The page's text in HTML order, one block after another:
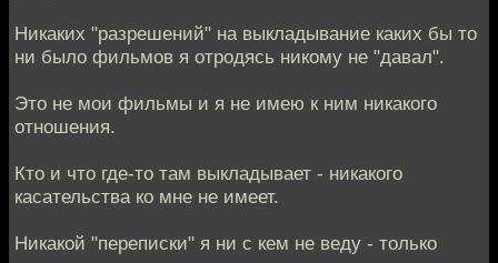
Никаких "разрешений" на выкладывание каких бы то
ни было фильмов я отродясь никому не "давал".
Это не мои фильмы и я не имею к ним никакого
отношения.
Кто и что где-то там выкладывает - никакого
касательства ко мне не имеет.
Никакой "переписки" я ни с кем не веду - только